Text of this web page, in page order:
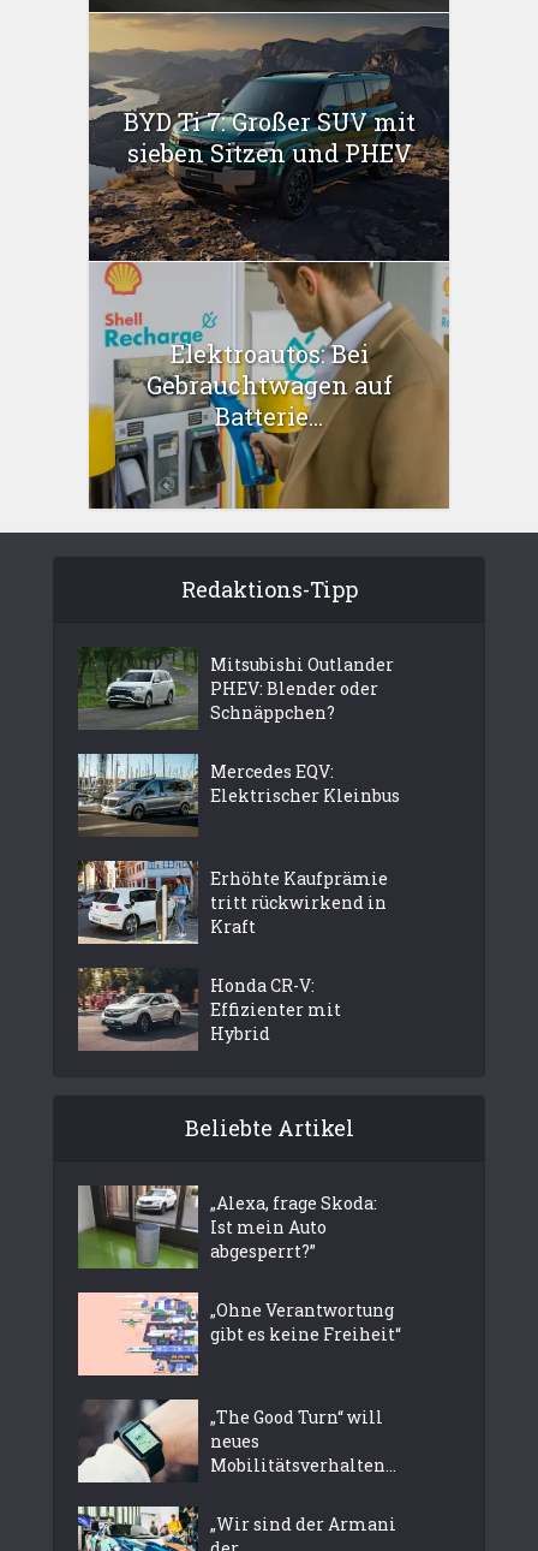
BYD Ti 7: Großer SUV mit
sieben Sitzen und PHEV
Elektroautos: Bei
Gebrauchtwagen auf
Batterie...
Redaktions-Tipp
Mitsubishi Outlander
PHEV: Blender oder
Schnäppchen?
Mercedes EQV:
Elektrischer Kleinbus
Erhöhte Kaufprämie
tritt rückwirkend in
Kraft
Honda CR-V:
Effizienter mit
Hybrid
Beliebte Artikel
„Alexa, frage Skoda:
Ist mein Auto
abgesperrt?”
„Ohne Verantwortung
gibt es keine Freiheit“
„The Good Turn“ will
neues
Mobilitätsverhalten...
„Wir sind der Armani